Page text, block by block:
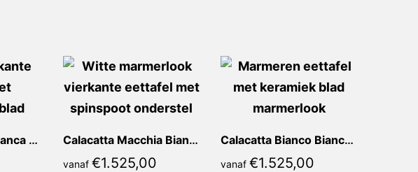
Calacatta Nero Bianca Vierkant Calacatta Macchia Bianca Vierkant
vanaf €1.525,00
Calacatta Bianco Bianca Vierkant
vanaf €1.525,00